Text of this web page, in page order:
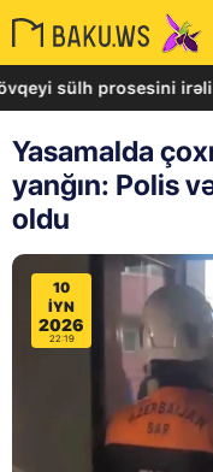
prosesini irəli aparır -
Yasamalda
yanğın: Polis
oldu
10
IYN
2026
22:19